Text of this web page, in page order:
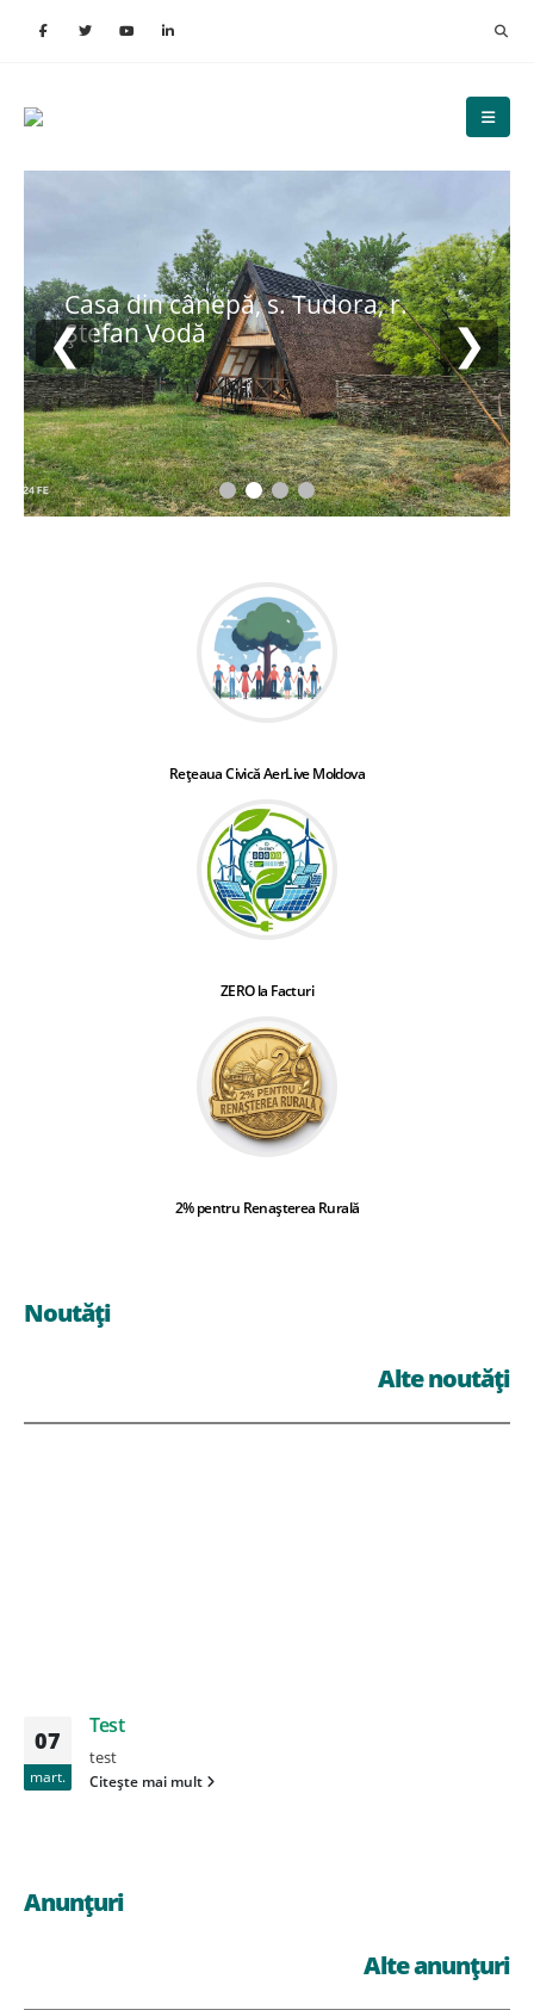
Casa din cânepă, s. Tudora, r.
Ștefan Vodă
❮ ❯
Rețeaua Civică AerLive Moldova
ZERO la Facturi
2% pentru Renașterea Rurală
Noutăți
Alte noutăți
07
mart.
Test
test
Citește mai mult
Anunțuri
Alte anunțuri